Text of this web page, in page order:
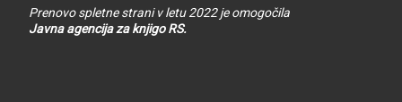
Prenovo spletne strani v letu 2022 je omogočila
Javna agencija za knjigo RS.